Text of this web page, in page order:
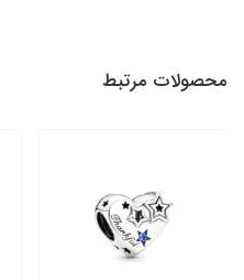
محصولات مرتبط